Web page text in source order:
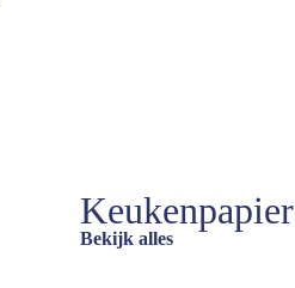
Keukenpapier
Bekijk alles